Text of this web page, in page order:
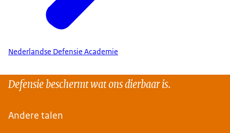
Nederlandse Defensie Academie
Defensie beschermt wat ons dierbaar is.
Andere talen